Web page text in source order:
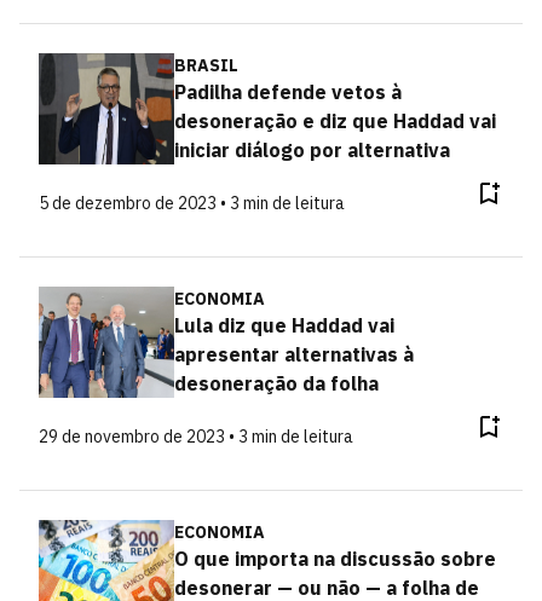
BRASIL
Padilha defende vetos à
desoneração e diz que Haddad vai
iniciar diálogo por alternativa
5 de dezembro de 2023 • 3 min de leitura
ECONOMIA
Lula diz que Haddad vai
apresentar alternativas à
desoneração da folha
29 de novembro de 2023 • 3 min de leitura
ECONOMIA
O que importa na discussão sobre
desonerar — ou não — a folha de